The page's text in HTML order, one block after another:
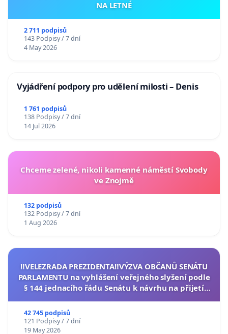
NA LETNÉ
2 711 podpisů
143 Podpisy / 7 dní
4 May 2026
Vyjádření podpory pro udělení milosti – Denis
1 761 podpisů
138 Podpisy / 7 dní
14 Jul 2026
Chceme zelené, nikoli kamenné náměstí Svobody
ve Znojmě
132 podpisů
132 Podpisy / 7 dní
1 Aug 2026
‼️VELEZRADA PREZIDENTA‼️VÝZVA OBČANŮ SENÁTU
PARLAMENTU na vyhlášení veřejného slyšení podle
§ 144 jednacího řádu Senátu k návrhu na přijetí
42 745 podpisů
121 Podpisy / 7 dní
19 May 2026